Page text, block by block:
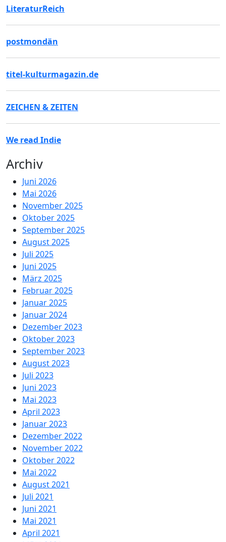
LiteraturReich
postmondän
titel-kulturmagazin.de
ZEICHEN & ZEITEN
We read Indie
Archiv
Juni 2026
Mai 2026
November 2025
Oktober 2025
September 2025
August 2025
Juli 2025
Juni 2025
März 2025
Februar 2025
Januar 2025
Januar 2024
Dezember 2023
Oktober 2023
September 2023
August 2023
Juli 2023
Juni 2023
Mai 2023
April 2023
Januar 2023
Dezember 2022
November 2022
Oktober 2022
Mai 2022
August 2021
Juli 2021
Juni 2021
Mai 2021
April 2021